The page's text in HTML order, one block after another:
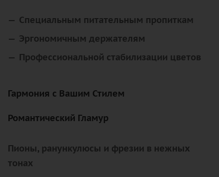
Специальным питательным пропиткам
Эргономичным держателям
Профессиональной стабилизации цветов
Гармония с Вашим Стилем
Романтический Гламур
Пионы, ранункулюсы и фрезии в нежных
тонах